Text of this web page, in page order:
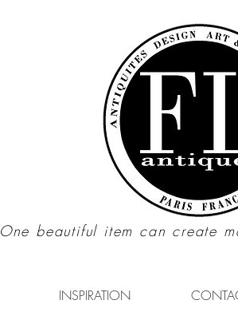
beautiful item can create
INSPIRATION